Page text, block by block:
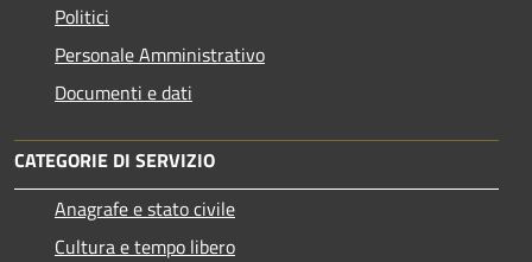
Politici
Personale Amministrativo
Documenti e dati
CATEGORIE DI SERVIZIO
Anagrafe e stato civile
Cultura e tempo libero